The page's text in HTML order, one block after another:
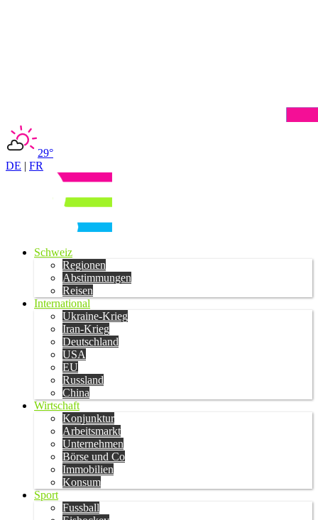
29°
DE | FR
Schweiz
Regionen
Abstimmungen
Reisen
International
Ukraine-Krieg
Iran-Krieg
Deutschland
USA
EU
Russland
China
Wirtschaft
Konjunktur
Arbeitsmarkt
Unternehmen
Börse und Co
Immobilien
Konsum
Sport
Fussball